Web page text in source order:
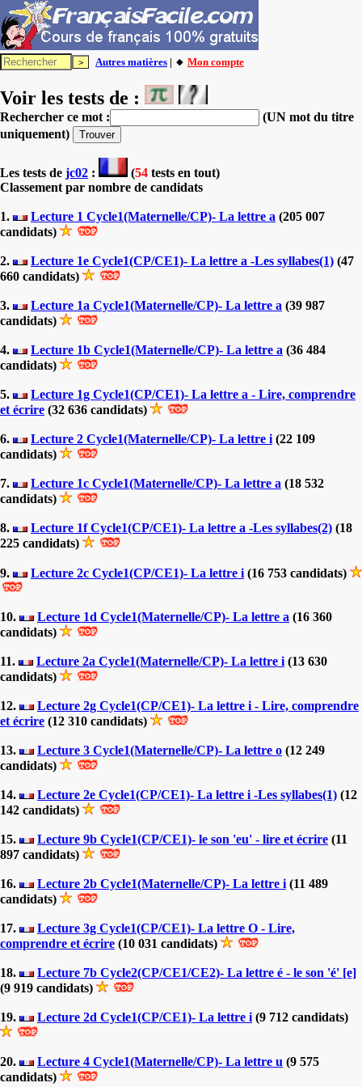
Autres matières | 🔸 Mon compte
Voir les tests de :
Rechercher ce mot :
(UN mot du titre
uniquement)
Les tests de jc02 : (54 tests en tout)
Classement par nombre de candidats
1. Lecture 1 Cycle1(Maternelle/CP)- La lettre a (205 007
candidats)
2. Lecture 1e Cycle1(CP/CE1)- La lettre a -Les syllabes(1) (47
660 candidats)
3. Lecture 1a Cycle1(Maternelle/CP)- La lettre a (39 987
candidats)
4. Lecture 1b Cycle1(Maternelle/CP)- La lettre a (36 484
candidats)
5.
Lecture 1g Cycle1(CP/CE1)- La lettre a - Lire, comprendre
et écrire (32 636 candidats)
6. Lecture 2 Cycle1(Maternelle/CP)- La lettre i (22 109
candidats)
7. Lecture 1c Cycle1(Maternelle/CP)- La lettre a (18 532
candidats)
8. Lecture 1f Cycle1(CP/CE1)- La lettre a -Les syllabes(2) (18
225 candidats)
9. Lecture 2c Cycle1(CP/CE1)- La lettre i (16 753 candidats)
10. Lecture 1d Cycle1(Maternelle/CP)- La lettre a (16 360
candidats)
11. Lecture 2a Cycle1(Maternelle/CP)- La lettre i (13 630
candidats)
12.
Lecture 2g Cycle1(CP/CE1)- La lettre i - Lire, comprendre
et écrire (12 310 candidats)
13. Lecture 3 Cycle1(Maternelle/CP)- La lettre o (12 249
candidats)
14. Lecture 2e Cycle1(CP/CE1)- La lettre i -Les syllabes(1) (12
142 candidats)
15. Lecture 9b Cycle1(CP/CE1)- le son 'eu' - lire et écrire (11
897 candidats)
16. Lecture 2b Cycle1(Maternelle/CP)- La lettre i (11 489
candidats)
17.
Lecture 3g Cycle1(CP/CE1)- La lettre O - Lire,
comprendre et écrire (10 031 candidats)
18.
Lecture 7b Cycle2(CP/CE1/CE2)- La lettre é - le son 'é' [e]
(9 919 candidats)
19. Lecture 2d Cycle1(CP/CE1)- La lettre i (9 712 candidats)
20. Lecture 4 Cycle1(Maternelle/CP)- La lettre u (9 575
candidats)